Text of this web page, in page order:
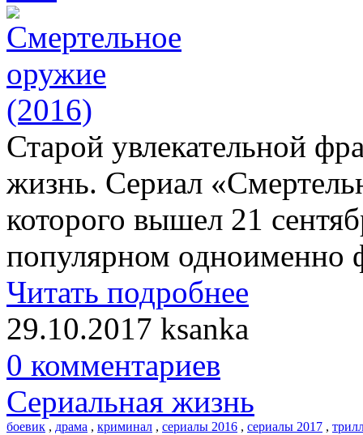
Старой увлекательной
жизнь. Сериал
которого вышел 21
популярном одноименно
Читать подробнее
29.10.2017 ksanka
0 комментариев
Сериальная жизнь
боевик , драма , криминал , сериалы 2016 , сериалы 2017 ,